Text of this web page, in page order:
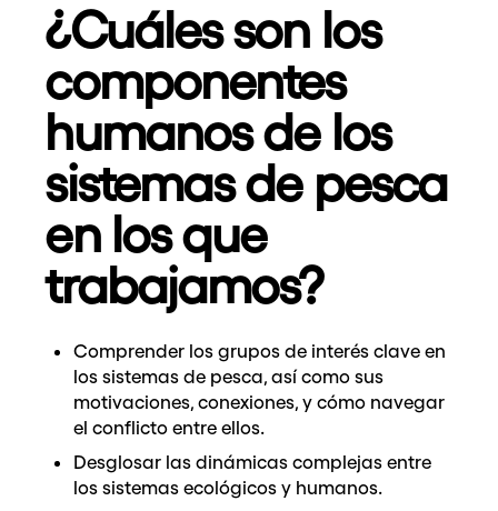
¿Cuáles son los
componentes
humanos de los
sistemas de pesca
en los que
trabajamos?
Comprender los grupos de interés clave en
los sistemas de pesca, así como sus
motivaciones, conexiones, y cómo navegar
el conflicto entre ellos.
Desglosar las dinámicas complejas entre
los sistemas ecológicos y humanos.